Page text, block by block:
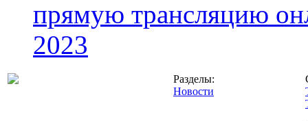
прямую трансляцию
2023
Разделы:
Новости